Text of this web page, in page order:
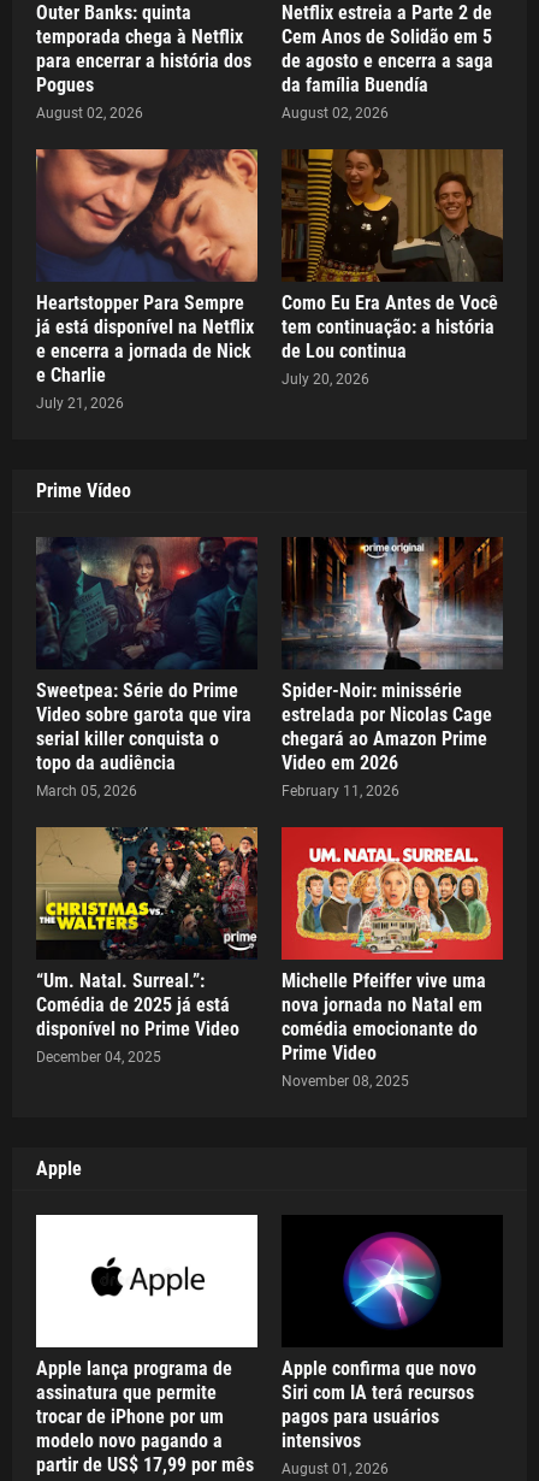
Outer Banks: quinta
temporada chega à Netflix
para encerrar a história dos
Pogues
August 02, 2026
Netflix estreia a Parte 2 de
Cem Anos de Solidão em 5
de agosto e encerra a saga
da família Buendía
August 02, 2026
Heartstopper Para Sempre
já está disponível na Netflix
e encerra a jornada de Nick
e Charlie
July 21, 2026
Como Eu Era Antes de Você
tem continuação: a história
de Lou continua
July 20, 2026
Prime Vídeo
Sweetpea: Série do Prime
Video sobre garota que vira
serial killer conquista o
topo da audiência
March 05, 2026
Spider-Noir: minissérie
estrelada por Nicolas Cage
chegará ao Amazon Prime
Video em 2026
February 11, 2026
“Um. Natal. Surreal.”:
Comédia de 2025 já está
disponível no Prime Video
December 04, 2025
Michelle Pfeiffer vive uma
nova jornada no Natal em
comédia emocionante do
Prime Video
November 08, 2025
Apple
Apple lança programa de
assinatura que permite
trocar de iPhone por um
modelo novo pagando a
partir de US$ 17,99 por mês
Apple confirma que novo
Siri com IA terá recursos
pagos para usuários
intensivos
August 01, 2026